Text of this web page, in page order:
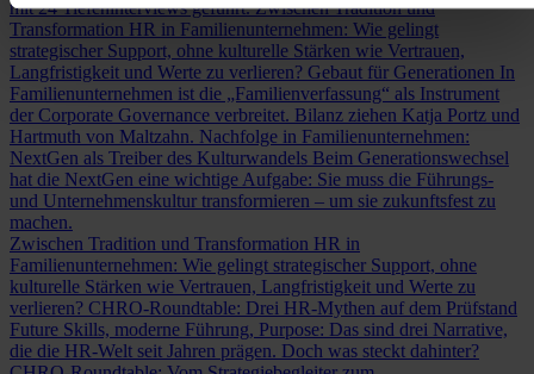
mit 24 Tiefeninterviews geführt.Zwischen Tradition und
Transformation HR in Familienunternehmen: Wie gelingt
strategischer Support, ohne kulturelle Stärken wie Vertrauen,
Langfristigkeit und Werte zu verlieren? Gebaut für Generationen In
Familienunternehmen ist die „Familienverfassung“ als Instrument
der Corporate Governance verbreitet. Bilanz ziehen Katja Portz und
Hartmuth von Maltzahn. Nachfolge in Familienunternehmen:
NextGen als Treiber des Kulturwandels Beim Generationswechsel
hat die NextGen eine wichtige Aufgabe: Sie muss die Führungs-
und Unternehmenskultur transformieren – um sie zukunftsfest zu
machen.
Zwischen Tradition und Transformation HR in
Familienunternehmen: Wie gelingt strategischer Support, ohne
kulturelle Stärken wie Vertrauen, Langfristigkeit und Werte zu
verlieren? CHRO-Roundtable: Drei HR-Mythen auf dem Prüfstand
Future Skills, moderne Führung, Purpose: Das sind drei Narrative,
die die HR-Welt seit Jahren prägen. Doch was steckt dahinter?